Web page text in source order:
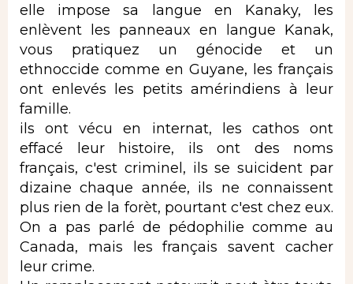
elle impose sa langue en Kanaky, les
enlèvent les panneaux en langue Kanak,
vous pratiquez un génocide et un
ethnoccide comme en Guyane, les français
ont enlevés les petits amérindiens à leur
famille.
ils ont vécu en internat, les cathos ont
effacé leur histoire, ils ont des noms
français, c'est criminel, ils se suicident par
dizaine chaque année, ils ne connaissent
plus rien de la forèt, pourtant c'est chez eux.
On a pas parlé de pédophilie comme au
Canada, mais les français savent cacher
leur crime.